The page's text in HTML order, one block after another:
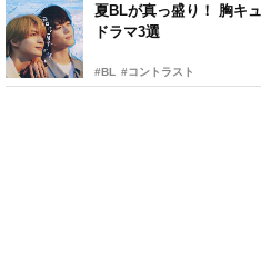
夏BLが真っ盛り！ 胸キ
ドラマ3選
#BL #コントラスト